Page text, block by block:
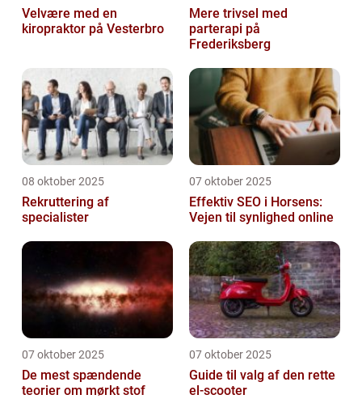
Velvære med en
kiropraktor på Vesterbro
Mere trivsel med
parterapi på
Frederiksberg
08 oktober 2025
Rekruttering af
specialister
07 oktober 2025
Effektiv SEO i Horsens:
Vejen til synlighed online
07 oktober 2025
De mest spændende
teorier om mørkt stof
07 oktober 2025
Guide til valg af den rette
el-scooter